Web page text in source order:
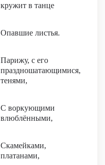
кружит в танце
Опавшие листья.
Парижу, с его
праздношатающимися,
тенями,
С воркующими
влюблёнными,
Скамейками,
платанами,